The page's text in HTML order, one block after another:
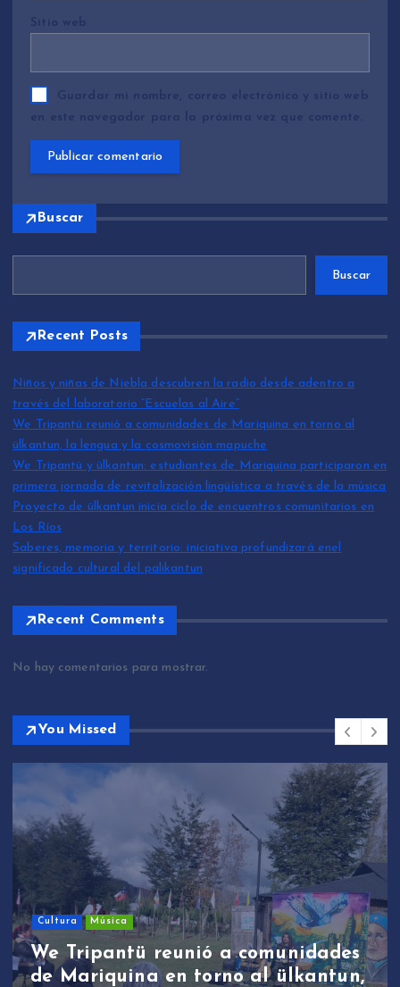
Sitio web
Guardar mi nombre, correo electrónico y sitio web
en este navegador para la próxima vez que comente.
Buscar
Buscar
Recent Posts
Niños y niñas de Niebla descubren la radio desde adentro a
través del laboratorio “Escuelas al Aire”
We Tripantü reunió a comunidades de Mariquina en torno al
ülkantun, la lengua y la cosmovisión mapuche
We Tripantü y ülkantun: estudiantes de Mariquina participaron en
primera jornada de revitalización lingüística a través de la música
Proyecto de ülkantun inicia ciclo de encuentros comunitarios en
Los Ríos
Saberes, memoria y territorio: iniciativa profundizará enel
significado cultural del palikantun
Recent Comments
No hay comentarios para mostrar.
You Missed
Cultura Música
We Tripantü reunió a comunidades
de Mariquina en torno al ülkantun,